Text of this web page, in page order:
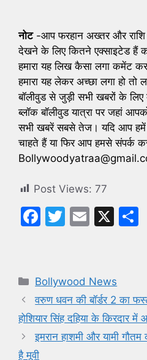
नोट-आप फरहान अख्तर और राशि
देखने के लिए कितने एक्साइटेड हैं
हमारा यह लिख कैसा लगा कमेंट
हमारा यह लेकर अच्छा लगा हो तो
बॉलीवुड से जुड़ी सभी खबरों के
ब्लॉक बॉलीवुड यात्रा पर जहां
सभी खबरें सबसे तेज। यदि आप हमें
चाहते हैं या फिर आप हमसे संपर्क
Post Views: 77
F
e
b
o
o
T
er
E
l
X
Categories
Bollywood News
वरुण धवन की बॉर्डर 2 का
होशियार सिंह दहिया के किरदार
इमरान हाशमी और यामी
है मूवी